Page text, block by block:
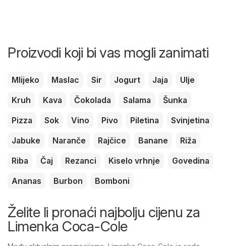
Proizvodi koji bi vas mogli zanimati
Mlijeko Maslac Sir Jogurt Jaja
Ulje
Kruh
Kava Čokolada Salama
Šunka
Pizza
Sok Vino Pivo Piletina
Svinjetina
Jabuke
Naranče Rajčice Banane
Riža
Riba
Čaj Rezanci Kiselo vrhnje
Govedina
Ananas
Burbon Bomboni
Želite li pronaći najbolju cijenu za
Limenka Coca-Cole